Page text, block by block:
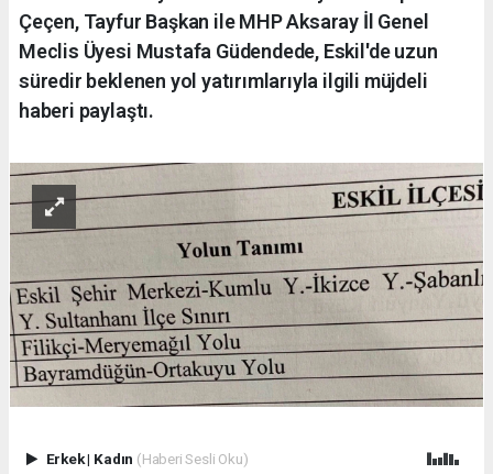
Çeçen, Tayfur Başkan ile MHP Aksaray İl Genel
Meclis Üyesi Mustafa Güdendede, Eskil'de uzun
süredir beklenen yol yatırımlarıyla ilgili müjdeli
haberi paylaştı.
Erkek| Kadın (Haberi Sesli Oku)